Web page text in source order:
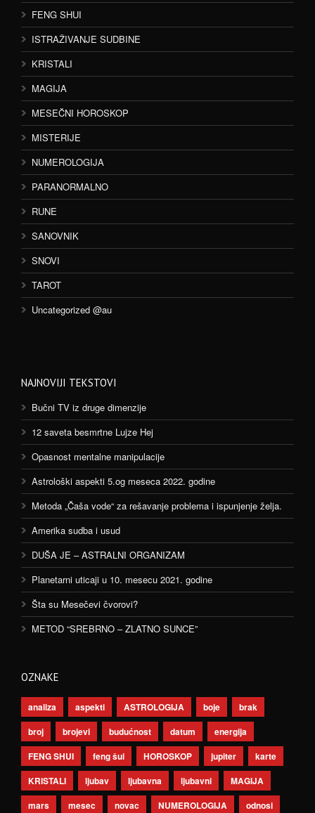
FENG SHUI
ISTRAŽIVANJE SUDBINE
KRISTALI
MAGIJA
MESEČNI HOROSKOP
MISTERIJE
NUMEROLOGIJA
PARANORMALNO
RUNE
SANOVNIK
SNOVI
TAROT
Uncategorized @au
NAJNOVIJI TEKSTOVI
Bučni TV iz druge dimenzije
12 saveta besmrtne Lujze Hej
Opasnost mentalne manipulacije
Astrološki aspekti 5.og meseca 2022. godine
Metoda „Čaša vode“ za rešavanje problema i ispunjenje želja.
Amerika sudba i usud
DUŠA JE – ASTRALNI ORGANIZAM
Planetarni uticaji u 10. mesecu 2021. godine
Šta su Mesečevi čvorovi?
METOD “SREBRNO – ZLATNO SUNCE”
OZNAKE
analiza aspekti ASTROLOGIJA boje
brak
broj
brojevi budućnost datum
energija
FENG SHUI
feng šui HOROSKOP jupiter
karte
KRISTALI
ljubav ljubavna ljubavni
MAGIJA
mars
mesec novac NUMEROLOGIJA odnosi